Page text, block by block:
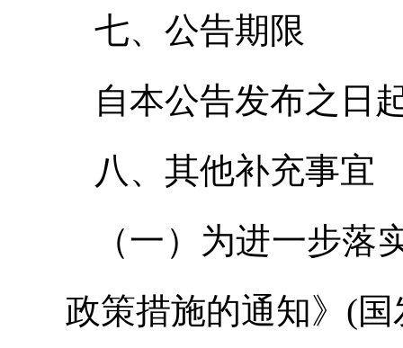
七、公告期限
自本公告发布之日
八、其他补充事宜
（一）为进一步
政策措施的通知》(